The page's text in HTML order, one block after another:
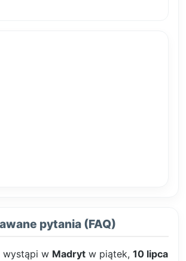
pytania (FAQ)
wystąpi w Madryt w piątek, 10 lipca